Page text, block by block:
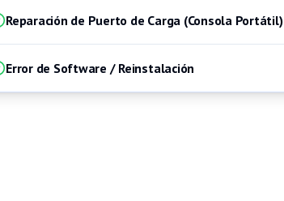
Reparación de Puerto de Carga (Consola Portátil)
Error de Software / Reinstalación